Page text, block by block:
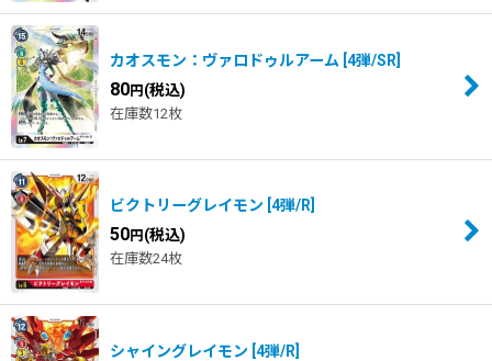
カオスモン：ヴァロドゥルアーム 4弾/SR
80円 (税込)
在庫数12枚
ビクトリーグレイモン 4弾/R
50円 (税込)
在庫数24枚
シャイングレイモン 4弾/R